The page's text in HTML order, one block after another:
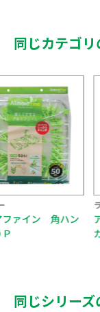
同じカテゴ
ファイン 角ハン
同じシリーズ